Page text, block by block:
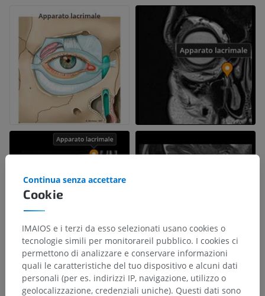
Cookie
Continua senza accettare
IMAIOS e i terzi da esso selezionati usano cookies o
tecnologie simili per monitorareil pubblico. I cookies ci
permettono di analizzare e conservare informazioni
quali le caratteristiche del tuo dispositivo e alcuni dati
personali (per es. indirizzi IP, navigazione, utilizzo o
geolocalizzazione, credenziali uniche). Questi dati sono